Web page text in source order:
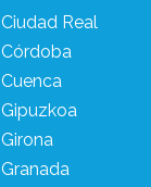
Ciudad Real
Córdoba
Cuenca
Gipuzkoa
Girona
Granada